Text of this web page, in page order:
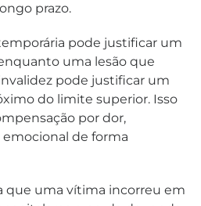
prazo.
pode justificar um
uma lesão que
pode justificar um
do limite superior. Isso
por dor,
de forma
que uma vítima incorreu em